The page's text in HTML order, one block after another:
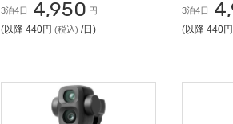
ン
3泊4日 4,950 円
(以降 440円 (税込) /日)
3泊4日
(以降 440円